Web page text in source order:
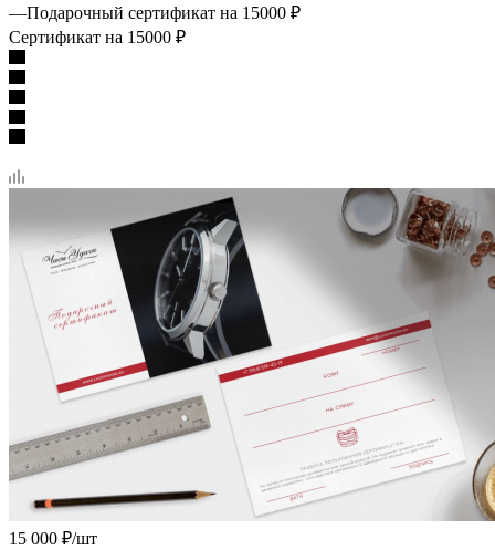
—Подарочный сертификат на 15000 ₽
Сертификат на 15000 ₽
15 000 ₽/шт